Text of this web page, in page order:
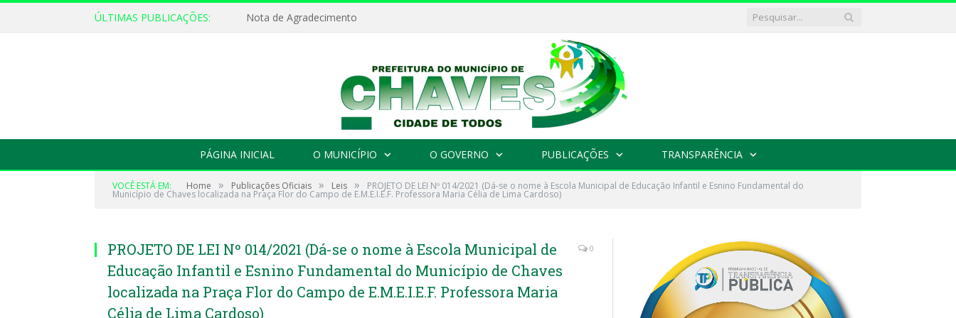
ÚLTIMAS PUBLICAÇÕES: Nota de Agradecimento
PÁGINA INICIAL O MUNICÍPIO O GOVERNO PUBLICAÇÕES TRANSPARÊNCIA
VOCÊ ESTÁ EM: Home » Publicações Oficiais » Leis » PROJETO DE LEI Nº 014/2021 (Dá-se o nome à Escola Municipal de Educação Infantil e Esnino Fundamental do
Município de Chaves localizada na Praça Flor do Campo de E.M.E.I.E.F. Professora Maria Célia de Lima Cardoso)
PROJETO DE LEI Nº 014/2021 (Dá-se o nome à Escola Municipal de
Educação Infantil e Esnino Fundamental do Município de Chaves
localizada na Praça Flor do Campo de E.M.E.I.E.F. Professora Maria
Célia de Lima Cardoso)
0